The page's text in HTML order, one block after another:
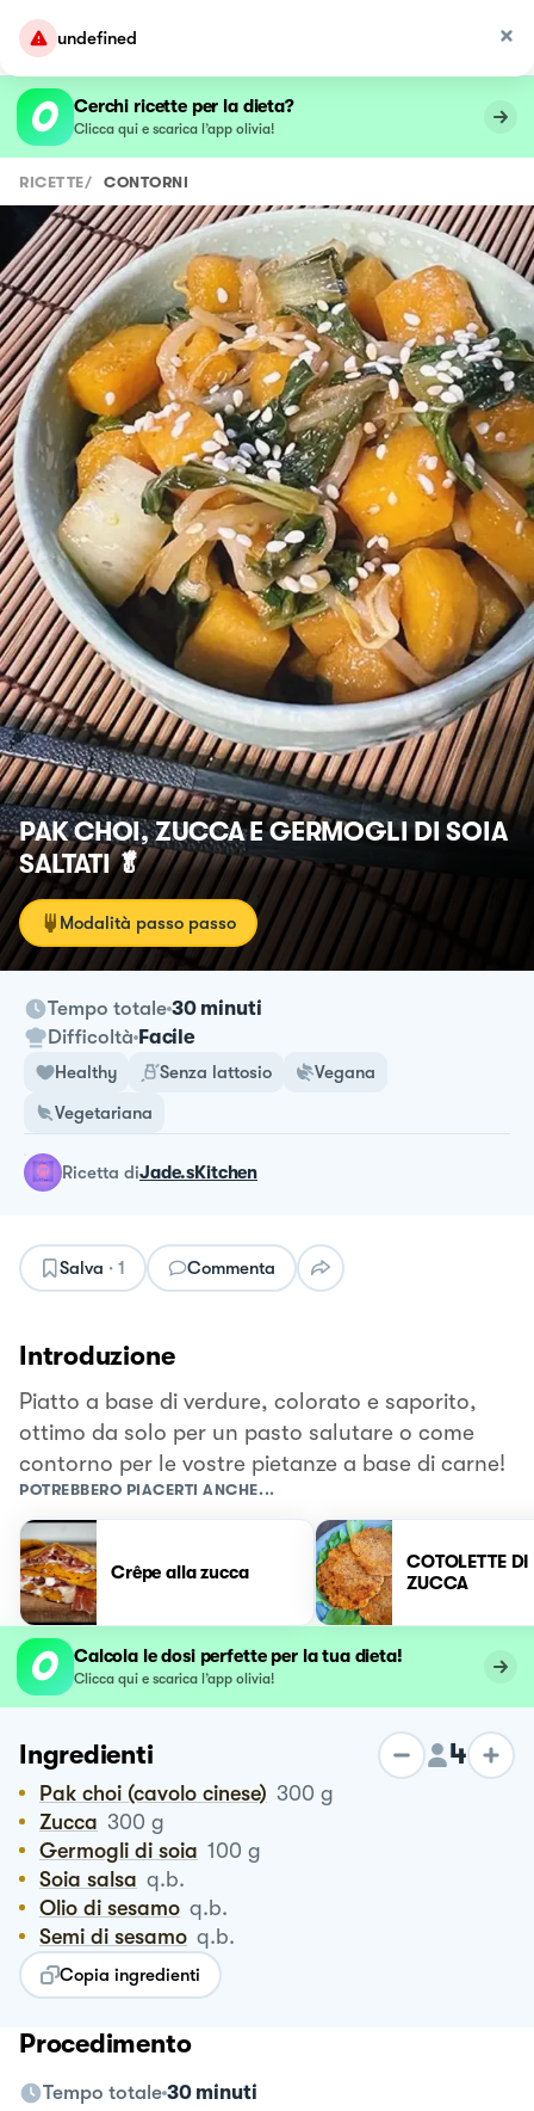
undefined
Cerchi ricette per la dieta?
Clicca qui e scarica l’app olivia!
RICETTE/ CONTORNI
PAK CHOI, ZUCCA E GERMOGLI DI SOIA
SALTATI 🥬
Modalità passo passo
Tempo totale 30 minuti
Difficoltà Facile
Healthy Senza lattosio
Vegana
Vegetariana
ricetta diJade.sKitchen
Salva · 1 Commenta
Introduzione
Piatto a base di verdure, colorato e saporito,
ottimo da solo per un pasto salutare o come
contorno per le vostre pietanze a base di carne!
POTREBBERO PIACERTI ANCHE...
Crêpe alla zucca
COTOLETTE DI
ZUCCA
Calcola le dosi perfette per la tua dieta!
Clicca qui e scarica l’app olivia!
Ingredienti 4
Pak choi (cavolo cinese) 300 g
Zucca 300 g
Germogli di soia 100 g
Soia salsa q.b.
Olio di sesamo q.b.
Semi di sesamo q.b.
Copia ingredienti
Procedimento
Tempo totale 30 minuti